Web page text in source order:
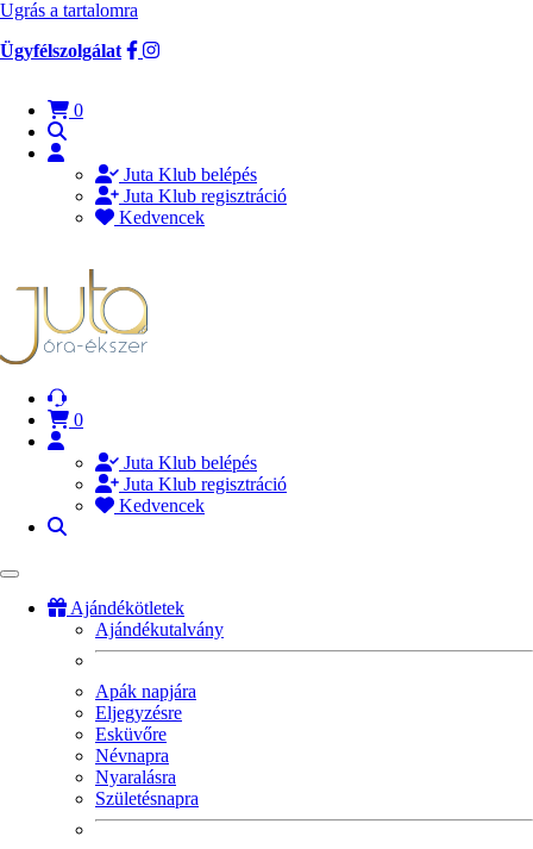
Ugrás a tartalomra
Ügyfélszolgálat
0
Juta Klub belépés
Juta Klub regisztráció
Kedvencek
0
Juta Klub belépés
Juta Klub regisztráció
Kedvencek
Ajándékötletek
Ajándékutalvány
Apák napjára
Eljegyzésre
Esküvőre
Névnapra
Nyaralásra
Születésnapra